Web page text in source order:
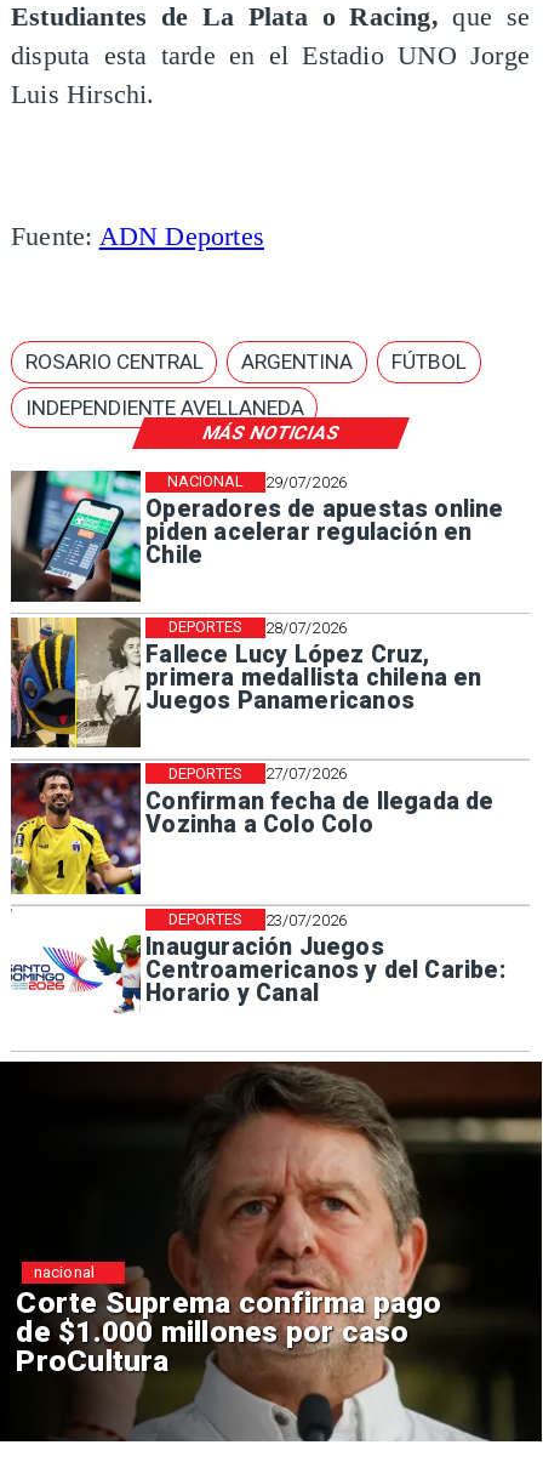
MÁS NOTICIAS
29/07/2026
Operadores de apuestas online
piden acelerar regulación en
Chile
NACIONAL
28/07/2026
Fallece Lucy López Cruz,
primera medallista chilena en
Juegos Panamericanos
DEPORTES
27/07/2026
Confirman fecha de llegada de
Vozinha a Colo Colo
DEPORTES
23/07/2026
Inauguración Juegos
Centroamericanos y del Caribe:
Horario y Canal
DEPORTES
Estudiantes de La Plata o Racing, que se
disputa esta tarde en el Estadio UNO Jorge
Luis Hirschi.
Fuente: ADN Deportes
ROSARIO CENTRAL ARGENTINA
FÚTBOL
INDEPENDIENTE AVELLANEDA
Corte Suprema confirma pago
de $1.000 millones por caso
ProCultura
nacional